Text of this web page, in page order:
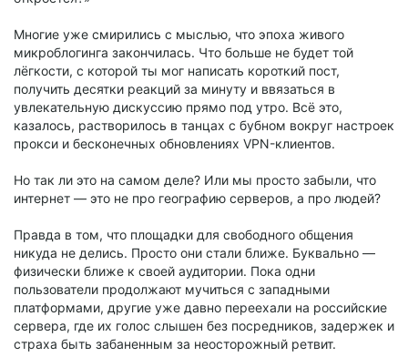
Многие уже смирились с мыслью, что эпоха живого
микроблогинга закончилась. Что больше не будет той
лёгкости, с которой ты мог написать короткий пост,
получить десятки реакций за минуту и ввязаться в
увлекательную дискуссию прямо под утро. Всё это,
казалось, растворилось в танцах с бубном вокруг настроек
прокси и бесконечных обновлениях VPN-клиентов.
Но так ли это на самом деле? Или мы просто забыли, что
интернет — это не про географию серверов, а про людей?
Правда в том, что площадки для свободного общения
никуда не делись. Просто они стали ближе. Буквально —
физически ближе к своей аудитории. Пока одни
пользователи продолжают мучиться с западными
платформами, другие уже давно переехали на российские
сервера, где их голос слышен без посредников, задержек и
страха быть забаненным за неосторожный ретвит.